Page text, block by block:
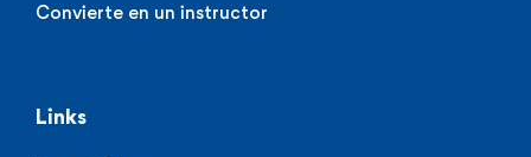
Convierte en un instructor
Links